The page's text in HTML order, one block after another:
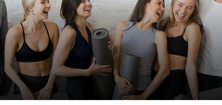
Sport- und Kursangebot
Freibad
Kontakt